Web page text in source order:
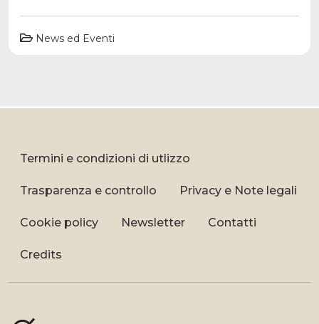
News ed Eventi
Termini e condizioni di utlizzo
Trasparenza e controllo Privacy e Note legali
Cookie policy Newsletter Contatti
Credits